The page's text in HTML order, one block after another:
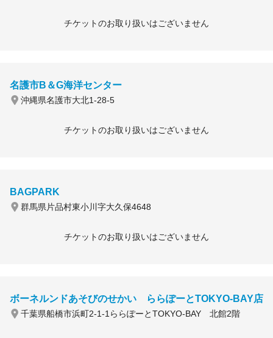
チケットのお取り扱いはございません
名護市B＆G海洋センター
沖縄県名護市大北1-28-5
チケットのお取り扱いはございません
BAGPARK
群馬県片品村東小川字大久保4648
チケットのお取り扱いはございません
ボーネルンドあそびのせかい ららぽーとTOKYO-BAY店
千葉県船橋市浜町2-1-1ららぽーとTOKYO-BAY 北館2階